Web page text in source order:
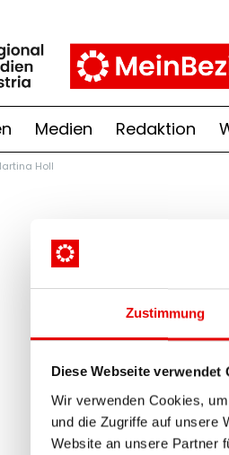
Zustimmung
Diese Webseite verwendet
Wir verwenden Cookies,
und die Zugriffe auf unsere
Website an unsere Partner
Medien Redaktion
Holl